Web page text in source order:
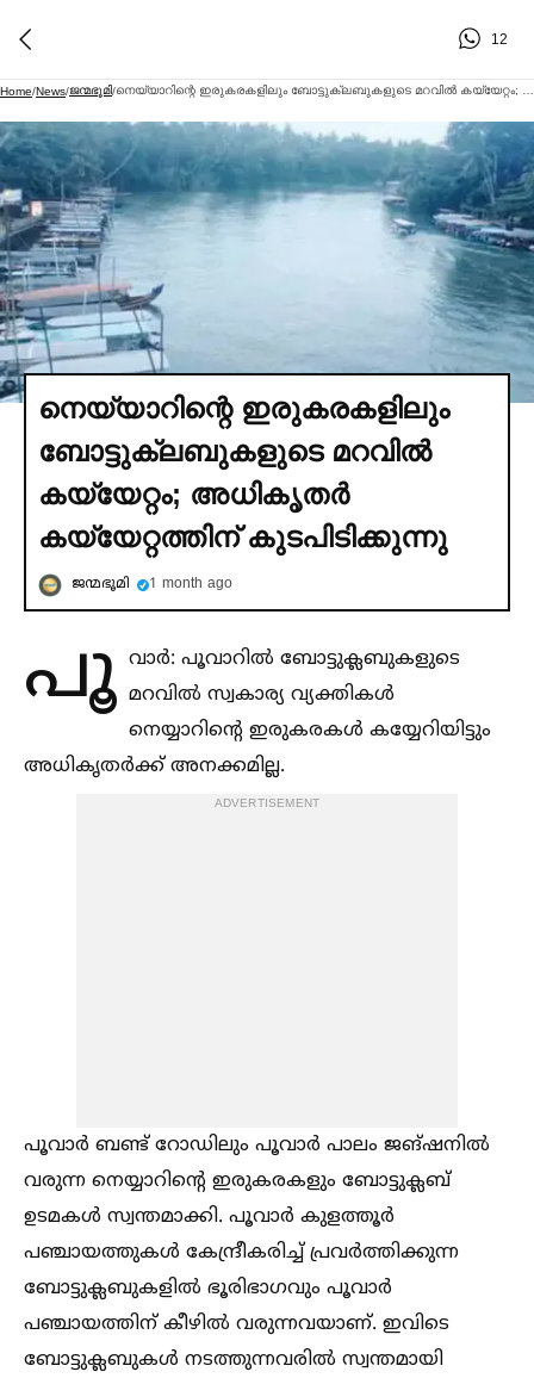
12
Home/News/ജന്മഭൂമി/
നെയ്യാറിന്റെ ഇരുകരകളിലും
ബോട്ടുക്ലബുകളുടെ മറവില്‍
കയ്യേറ്റം; അധികൃതര്‍
കയ്യേറ്റത്തിന് കുടപിടിക്കുന്നു
ജന്മഭൂമി 1 month ago
പൂ വാര്‍: പൂവാറില്‍ ബോട്ടുക്ലബുകളുടെ
മറവില്‍ സ്വകാര്യ വ്യക്തികള്‍
നെയ്യാറിന്റെ ഇരുകരകള്‍ കയ്യേറിയിട്ടും
അധികൃതര്‍ക്ക് അനക്കമില്ല.
ADVERTISEMENT
പൂവാര്‍ ബണ്ട് റോഡിലും പൂവാര്‍ പാലം ജങ്ഷനില്‍
വരുന്ന നെയ്യാറിന്റെ ഇരുകരകളും ബോട്ടുക്ലബ്
ഉടമകള്‍ സ്വന്തമാക്കി. പൂവാര്‍ കുളത്തൂര്‍
പഞ്ചായത്തുകള്‍ കേന്ദ്രീകരിച്ച്‌ പ്രവര്‍ത്തിക്കുന്ന
ബോട്ടുക്ലബുകളില്‍ ഭൂരിഭാഗവും പൂവാര്‍
പഞ്ചായത്തിന് കീഴില്‍ വരുന്നവയാണ്. ഇവിടെ
ബോട്ടുക്ലബുകള്‍ നടത്തുന്നവരില്‍ സ്വന്തമായി